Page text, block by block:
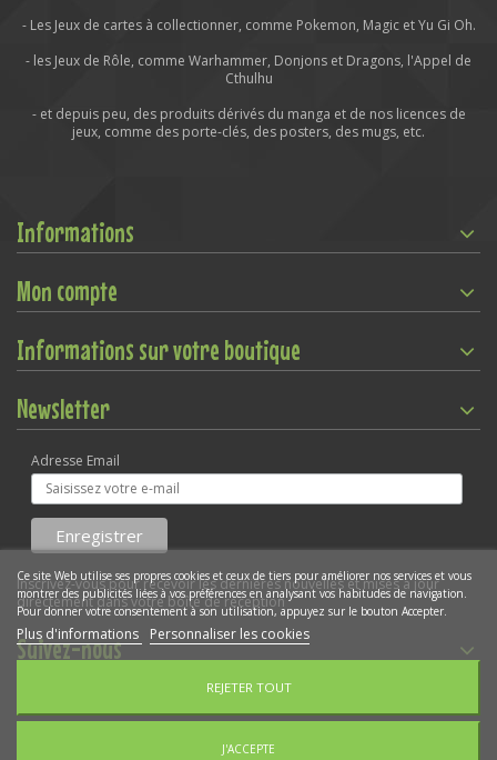
- Les Jeux de cartes à collectionner, comme Pokemon, Magic et Yu Gi Oh.
- les Jeux de Rôle, comme Warhammer, Donjons et Dragons, l'Appel de
Cthulhu
- et depuis peu, des produits dérivés du manga et de nos licences de
jeux, comme des porte-clés, des posters, des mugs, etc.
Informations
Mon compte
Informations sur votre boutique
Newsletter
Adresse Email
Inscrivez-vous pour recevoir les dernières nouvelles et mises à jour
directement dans votre boîte de réception
Suivez-nous
Gestion des cookies
Ce site Web utilise ses propres cookies et ceux de tiers pour améliorer nos services et vous
montrer des publicités liées à vos préférences en analysant vos habitudes de navigation.
Pour donner votre consentement à son utilisation, appuyez sur le bouton Accepter.
Plus d'informations Personnaliser les cookies
REJETER TOUT
J'ACCEPTE